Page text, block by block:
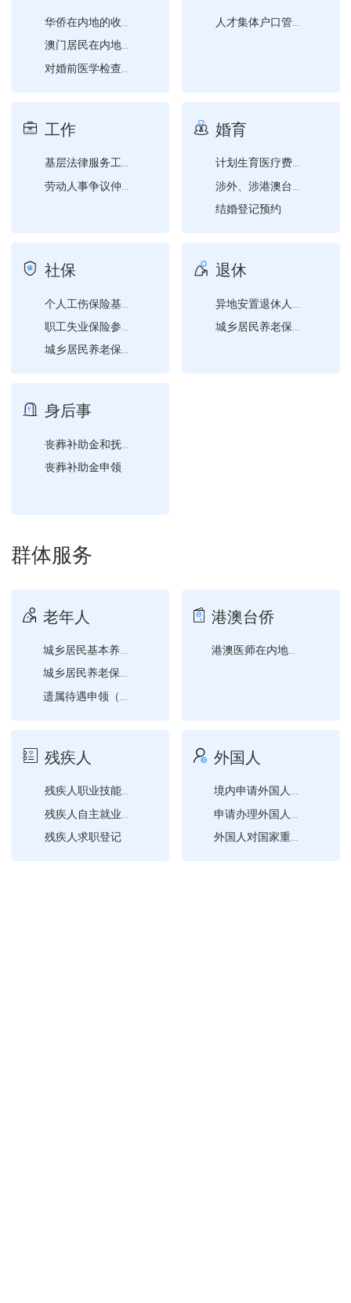
华侨在内地的收养登记
澳门居民在内地的收养登记
人才集体户口管理服务
工作
基层法律服务工作者执业许...
婚育
计划生育医疗费支付
结婚登记预约
社保
职工失业保险参保登记
城乡居民养老保险参保登记
退休
城乡居民养老保险待遇申领
身后事
丧葬补助金申领
群体服务
老年人
城乡居民基本养老保险关系...
城乡居民养老保险参保登记
港澳台侨
港澳医师在内地、台湾医师...
残疾人
残疾人职业技能培训需求登...
残疾人求职登记
外国人
境内申请外国人来华工作许...
外国人对国家重点保护陆生...